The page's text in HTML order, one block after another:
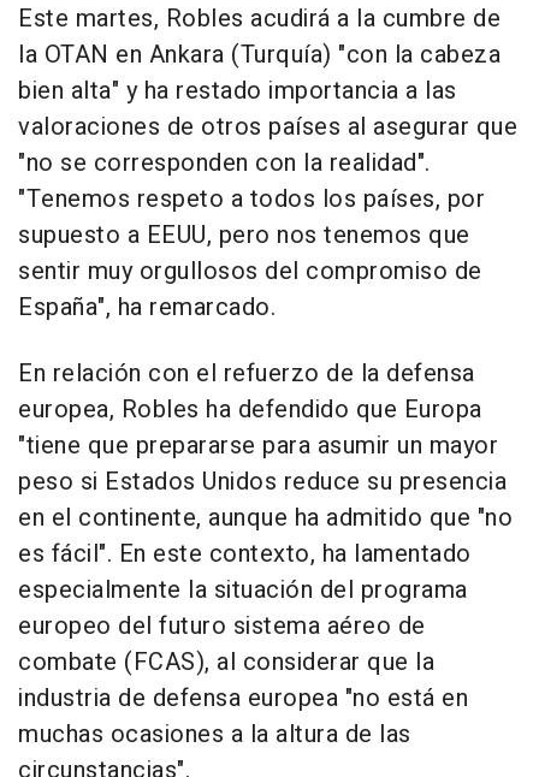
Este martes, Robles acudirá a la cumbre de
la OTAN en Ankara (Turquía) "con la cabeza
bien alta" y ha restado importancia a las
valoraciones de otros países al asegurar que
"no se corresponden con la realidad".
"Tenemos respeto a todos los países, por
supuesto a EEUU, pero nos tenemos que
sentir muy orgullosos del compromiso de
España", ha remarcado.
En relación con el refuerzo de la defensa
europea, Robles ha defendido que Europa
"tiene que prepararse para asumir un mayor
peso si Estados Unidos reduce su presencia
en el continente, aunque ha admitido que "no
es fácil". En este contexto, ha lamentado
especialmente la situación del programa
europeo del futuro sistema aéreo de
combate (FCAS), al considerar que la
industria de defensa europea "no está en
muchas ocasiones a la altura de las